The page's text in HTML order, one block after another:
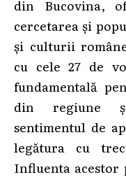
din Bucovina,
cercetarea și
și culturii
cu cele 27 de
fundamentală
din regiune și
sentimentul de
legătura cu
Influenta acestor